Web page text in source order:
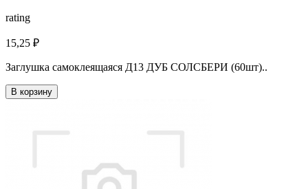
rating
15,25 ₽
Заглушка самоклеящаяся Д13 ДУБ СОЛСБЕРИ (60шт)..
В корзину